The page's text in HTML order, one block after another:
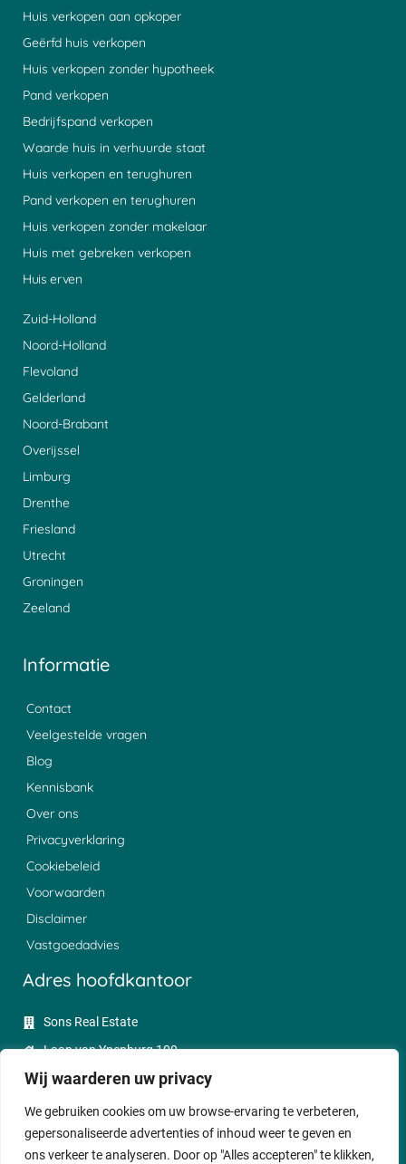
Wij waarderen uw privacy
We gebruiken cookies om uw browse-ervaring te verbeteren,
gepersonaliseerde advertenties of inhoud weer te geven en
ons verkeer te analyseren. Door op "Alles accepteren" te klikken,
Huis verkopen aan opkoper
Geërfd huis verkopen
Huis verkopen zonder hypotheek
Pand verkopen
Bedrijfspand verkopen
Waarde huis in verhuurde staat
Huis verkopen en terughuren
Pand verkopen en terughuren
Huis verkopen zonder makelaar
Huis met gebreken verkopen
Huis erven
Zuid-Holland
Noord-Holland
Flevoland
Gelderland
Noord-Brabant
Overijssel
Limburg
Drenthe
Friesland
Utrecht
Groningen
Zeeland
Informatie
Contact
Veelgestelde vragen
Blog
Kennisbank
Over ons
Privacyverklaring
Cookiebeleid
Voorwaarden
Disclaimer
Vastgoedadvies
Adres hoofdkantoor
Sons Real Estate
Laan van Ypenburg 100
2497 GC Den Haag
085 - 0047350
sales@sonsrealestate.nl